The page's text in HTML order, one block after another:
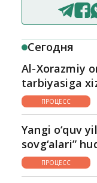
Сегодня
Al-Xorazmiy
tarbiyasiga
ПРОЦЕСС
Yangi o‘quv
sovg‘alari”
ПРОЦЕСС